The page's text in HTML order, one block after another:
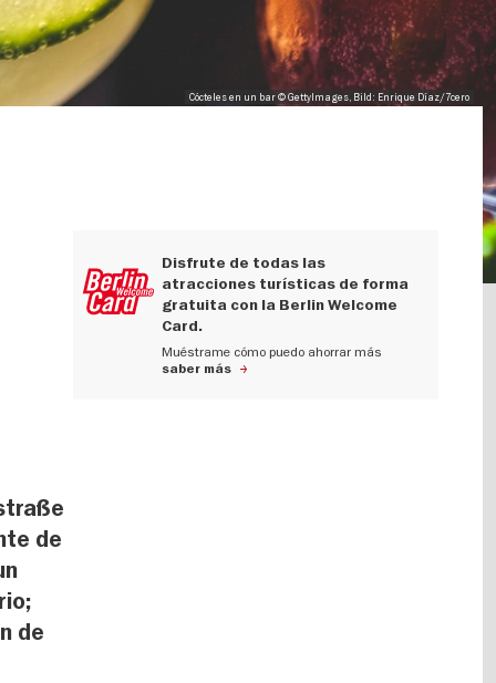
Cócteles en un bar © GettyImages, Bild: Enrique Díaz/7cero
Disfrute de todas las
atracciones turísticas de forma
gratuita con la Berlin Welcome
Card.
Muéstrame cómo puedo ahorrar más
saber más
de
de